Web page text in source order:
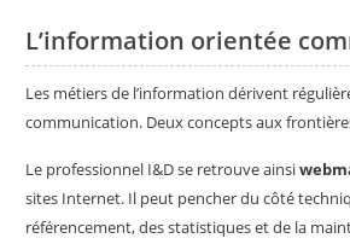
L’information orientée
Les métiers de l’information dérivent
communication. Deux concepts aux
Le professionnel I&D se retrouve ainsi
sites Internet. Il peut pencher du côté
référencement, des statistiques et de la